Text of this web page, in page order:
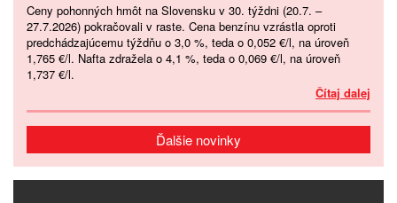
Ceny pohonných hmôt na Slovensku v 30. týždni (20.7. –
27.7.2026) pokračovali v raste. Cena benzínu vzrástla oproti
predchádzajúcemu týždňu o 3,0 %, teda o 0,052 €/l, na úroveň
1,765 €/l. Nafta zdražela o 4,1 %, teda o 0,069 €/l, na úroveň
1,737 €/l.
Čítaj dalej
Ďalšie novinky